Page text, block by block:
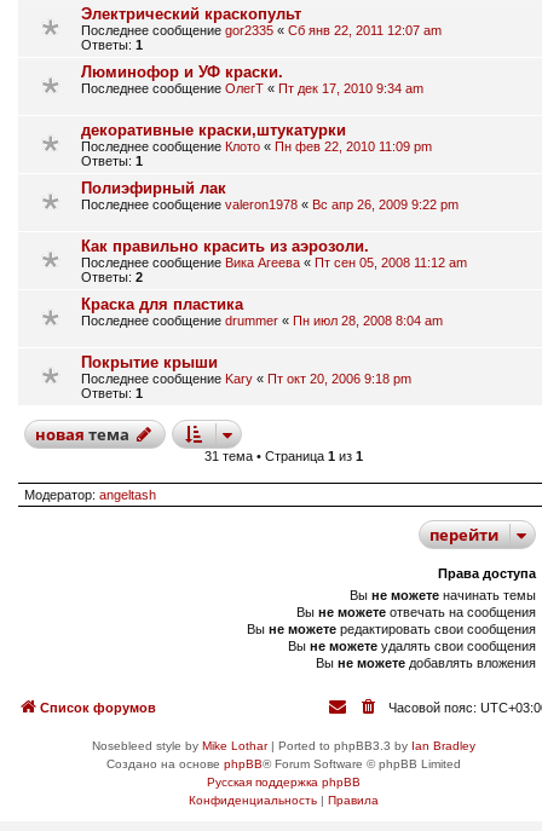
Электрический краскопульт
Последнее сообщение gor2335 « Сб янв 22, 2011 12:07 am
Ответы: 1
Люминофор и УФ краски.
Последнее сообщение ОлегТ « Пт дек 17, 2010 9:34 am
декоративные краски,штукатурки
Последнее сообщение Клото « Пн фев 22, 2010 11:09 pm
Ответы: 1
Полиэфирный лак
Последнее сообщение valeron1978 « Вс апр 26, 2009 9:22 pm
Как правильно красить из аэрозоли.
Последнее сообщение Вика Агеева « Пт сен 05, 2008 11:12 am
Ответы: 2
Краска для пластика
Последнее сообщение drummer « Пн июл 28, 2008 8:04 am
Покрытие крыши
Последнее сообщение Kary « Пт окт 20, 2006 9:18 pm
Ответы: 1
новаятема
31 тема • Страница 1из 1
Модератор: angeltash
перейти
Права доступа
Вы не можете начинать темы
Вы не можете отвечать на сообщения
Вы не можете редактировать свои сообщения
Вы не можете удалять свои сообщения
Вы не можете добавлять вложения
Список форумов Часовой пояс:
Nosebleed style by Mike Lothar| Ported to phpBB3.3 by Ian Bradley
Создано на основе phpBB® Forum Software © phpBB Limited
Русская поддержка phpBB
Конфиденциальность| Правила